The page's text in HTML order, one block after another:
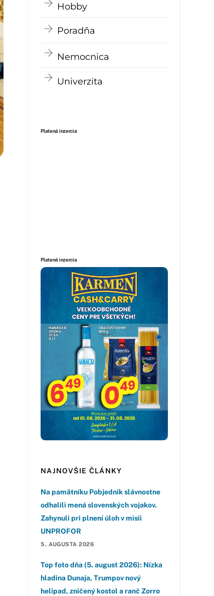
Hobby
Poradňa
Nemocnica
Univerzita
Platená inzercia
Platená inzercia
NAJNOVŠIE ČLÁNKY
Na pamätníku Pobjednik slávnostne
odhalili mená slovenských vojakov.
Zahynuli pri plnení úloh v misii
UNPROFOR
5. AUGUSTA 2026
Top foto dňa (5. august 2026): Nízka
hladina Dunaja, Trumpov nový
helipad, zničený kostol a ranč Zorro